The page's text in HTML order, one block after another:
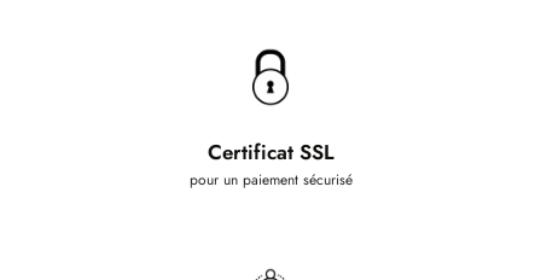
Certificat SSL
pour un paiement sécurisé